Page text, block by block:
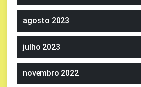
agosto 2023
julho 2023
novembro 2022